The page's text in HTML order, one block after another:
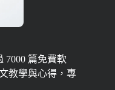
7000 篇免費軟
教學與心得，專